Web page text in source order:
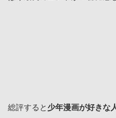
総評すると 少年漫画が好きな